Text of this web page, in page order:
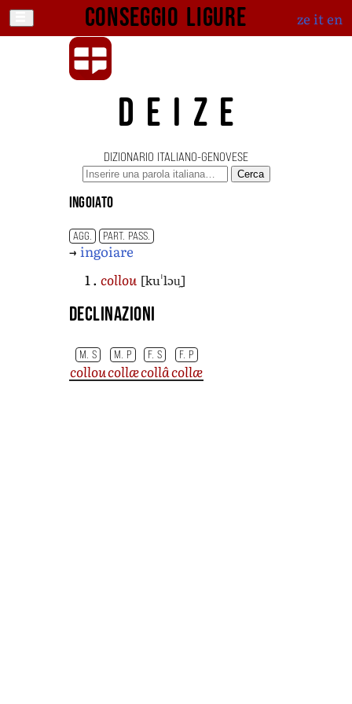
Conseggio ligure ze iten
DEIZE
DIZIONARIO ITALIANO-GENOVESE
Cerca
ingoiato
AGG. PART. PASS.
→ ingoiare
collou [kuˈlɔu̯]
Declinazioni
M. S M. P F. S F. P
colloucollæcollâcollæ